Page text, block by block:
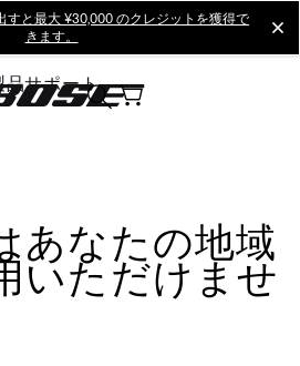
すと最大 ¥30,000 のクレジットを獲得で
きます。
品サポート
あなたの地域
いただけませ